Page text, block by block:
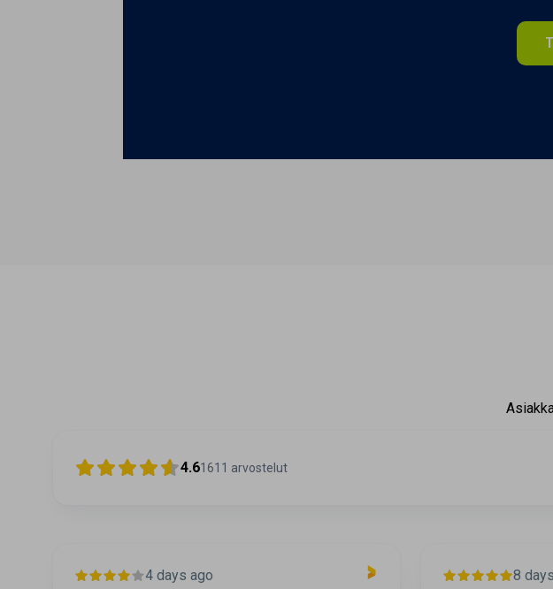
4.61611 arvostelut
4 days ago
8